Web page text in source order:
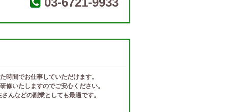
時間でお仕事していただけます。
修いたしますのでご安心ください。
んなどの副業としても最適です。